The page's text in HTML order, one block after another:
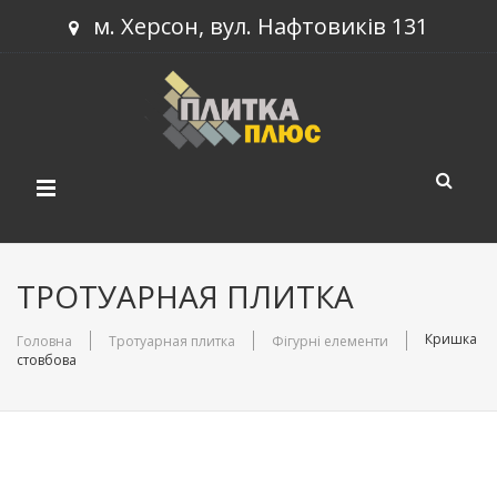
м. Херсон, вул. Нафтовиків 131
Тротуарна плитка
ТРОТУАРНАЯ ПЛИТКА
Головна Тротуарная плитка Фігурні елементи
Кришка
стовбова